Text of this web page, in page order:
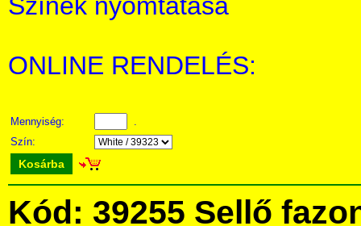
ONLINE RENDELÉS:
Mennyiség:
.
Szín:
Kosárba
Kód: 39255 Sellő